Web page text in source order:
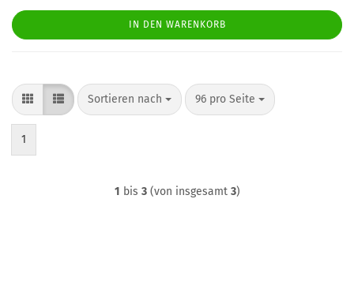
IN DEN WARENKORB
Sortieren nach
Sortieren nach 96 pro Seite
pro Seite
1
1 bis 3(von insgesamt 3)